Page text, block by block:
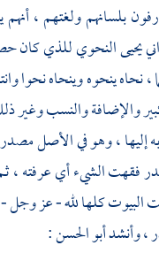
بلسانهم ولغتهم ،
يحيى النحوي للذي كان
ينحوه وينحاه نحوا
والإضافة والنسب وغير
به إليها ، وهو في
فقهت الشيء أي عرفته
البيوت كلها لله - عز وجل
، وأنشدأبو الحسن: